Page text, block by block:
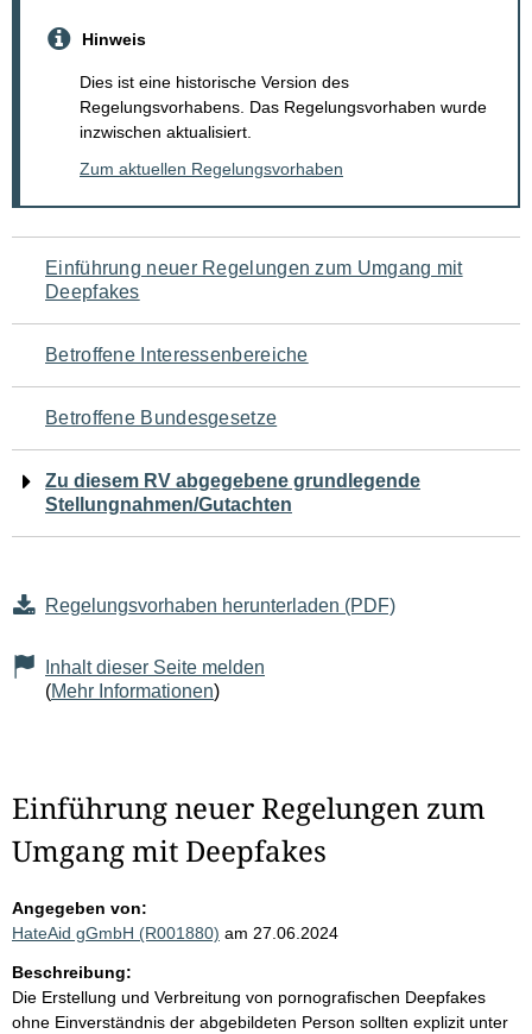
Hinweis
Dies ist eine historische Version des
Regelungsvorhabens. Das Regelungsvorhaben wurde
inzwischen aktualisiert.
Zum aktuellen Regelungsvorhaben
Navigation
für
den
Seiteninhalt
Einführung neuer Regelungen zum Umgang mit
Deepfakes
Betroffene Interessenbereiche
Betroffene Bundesgesetze
Zu diesem RV abgegebene grundlegende
Stellungnahmen/Gutachten
Regelungsvorhaben herunterladen (PDF)
Inhalt dieser Seite melden
(Mehr Informationen)
Einführung neuer Regelungen zum
Umgang mit Deepfakes
Angegeben von:
HateAid gGmbH (R001880) am 27.06.2024
Beschreibung:
Die Erstellung und Verbreitung von pornografischen Deepfakes
ohne Einverständnis der abgebildeten Person sollten explizit unter